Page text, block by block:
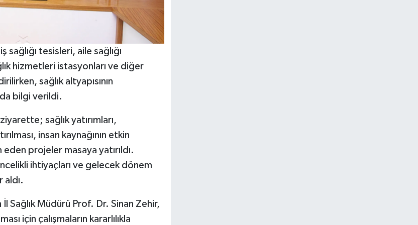
tesisleri, aile sağlığı
hizmetleri istasyonları ve diğer
sağlık altyapısının
bilgi verildi.
sağlık yatırımları,
insan kaynağının etkin
projeler masaya yatırıldı.
ihtiyaçları ve gelecek dönem
aldı.
Müdürü Prof. Dr. Sinan Zehir,
için çalışmaların kararlılıkla